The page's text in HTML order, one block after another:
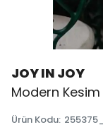
JOY IN JOY
Modern
Ürün Kodu: